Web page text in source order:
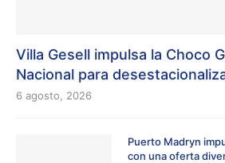
Villa Gesell impulsa la Choco
Nacional para
6 agosto, 2026
Puerto Madryn
con una oferta